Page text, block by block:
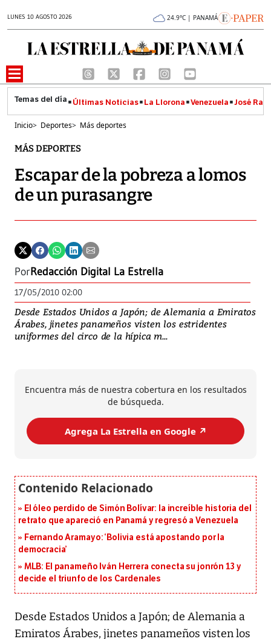
LUNES 10 AGOSTO 2026 24.9°C | PANAMÁ
Últimas Noticias La Llorona Venezuela José
Inicio> Deportes> Más deportes
MÁS DEPORTES
Escapar de la pobreza a lomos
de un purasangre
PorRedacción Digital La Estrella
17/05/2010 02:00
Desde Estados Unidos a Japón; de Alemania a Emiratos
Árabes, jinetes panameños visten los estridentes
uniformes del circo de la hípica m...
Encuentra más de nuestra cobertura en los resultados
de búsqueda.
Agrega La Estrella en Google ↗️
El óleo perdido de Simón Bolívar: la increíble historia del
retrato que apareció en Panamá y regresó a Venezuela
Fernando Aramayo: ‘Bolivia está apostando por la
democracia’
MLB: El panameño Iván Herrera conecta su jonrón 13 y
decide el triunfo de los Cardenales
Desde Estados Unidos a Japón; de Alemania a
Emiratos Árabes, jinetes panameños visten los